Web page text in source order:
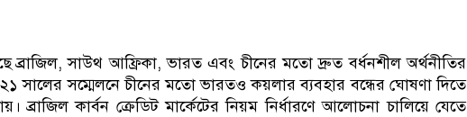
ব্রাজিল, সাউথ আফ্রিকা, ভারত এবং চীনের মতো দ্রুত বর্ধনশীল অর্থনীতির
সালের সম্মেলনে চীনের মতো ভারতও কয়লার ব্যবহার বন্ধের ঘোষণা দিতে
ব্রাজিল কার্বন ক্রেডিট মার্কেটের নিয়ম নির্ধারণে আলোচনা চালিয়ে যেতে